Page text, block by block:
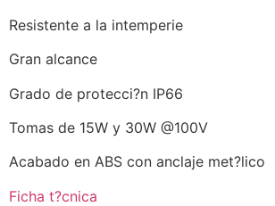
Resistente a la intemperie
Gran alcance
Grado de protecci?n IP66
Tomas de 15W y 30W @100V
Acabado en ABS con anclaje met?lico
Ficha t?cnica